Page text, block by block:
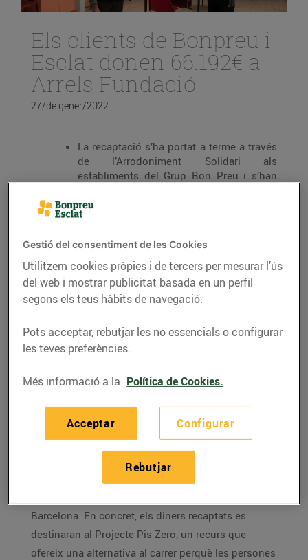
Els clients de Bonpreu i
Esclat donen 66.192€ a
Arrels Fundació
27/de gener/2022
La recaptació s’ha portat a terme a través
de l’Arrodoniment Solidari als
establiments del Grup Bon Preu i s’han
L’import va destinat a Arrels Fundació,
serveis d’allotjament, alimentació i
Des de febrer de 2019, s’han realitzat més
de 10 milions de donacions i s’han
aconseguit més de 2 milions d’euros a
El passat mes de desembre els clients de Bonpreu i
Esclat van realitzar
371.462 donacions que han fet
través de l’arrodoniment solidari de Worldcoo.
L’import aconseguit es destinarà a Arrels Fundació,
una fundació que ofereix orientació, serveis
Barcelona. En concret, els diners recaptats es
destinaran al Projecte Pis Zero, un recurs que
ofereix una alternativa al carrer perquè les persones
Gestió del consentiment de les Cookies
Utilitzem cookies pròpies i de tercers per mesurar l’ús
del web i mostrar publicitat basada en un perfil
segons els teus hàbits de navegació.
Pots acceptar, rebutjar les no essencials o configurar
les teves preferències.
Més informació a la Política de Cookies.
Configurar
Rebutjar
Acceptar